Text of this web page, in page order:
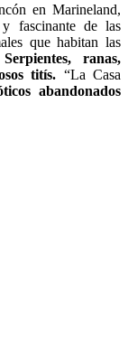
en Marineland,
fascinante de las
que habitan las
Serpientes, ranas,
titís. “La Casa
abandonados